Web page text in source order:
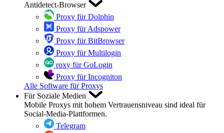
Antidetect-Browser
Proxy für Dolphin
Proxy für Adspower
Proxy für BitBrowser
Proxy für Multilogin
roxy für GoLogin
Proxy für Incogniton
Alle Software für Proxys
Für Soziale Medien
Mobile Proxys mit hohem Vertrauensniveau sind ideal für
Social-Media-Plattformen.
Telegram